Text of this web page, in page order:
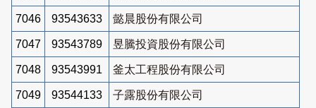
7046 93543633 懿晨股份有限公司
7047 93543789 昱騰投資股份有限公司
7048 93543991 釜太工程股份有限公司
7049 93544133 子露股份有限公司